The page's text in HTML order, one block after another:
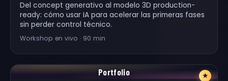
Del concept generativo al modelo 3D production-
ready: cómo usar IA para acelerar las primeras fases
sin perder control técnico.
Workshop en vivo · 90 min
★
Portfolio